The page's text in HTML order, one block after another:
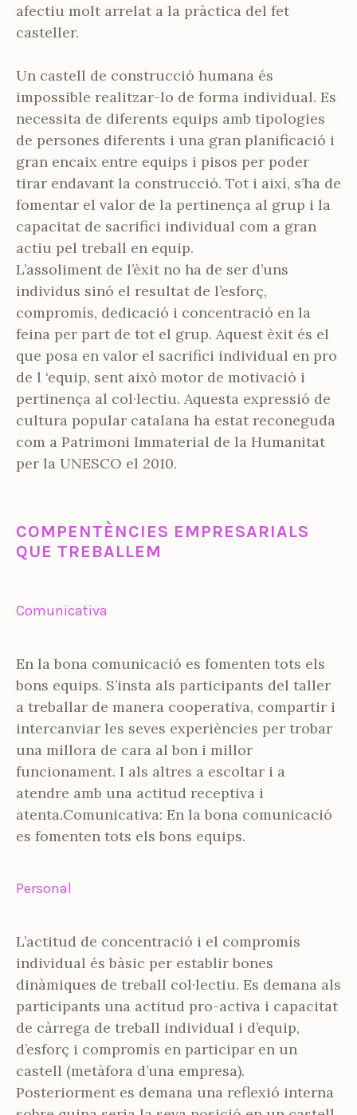
afectiu molt arrelat a la pràctica del fet
casteller.
Un castell de construcció humana és
impossible realitzar-lo de forma individual. Es
necessita de diferents equips amb tipologies
de persones diferents i una gran planificació i
gran encaix entre equips i pisos per poder
tirar endavant la construcció. Tot i així, s’ha de
fomentar el valor de la pertinença al grup i la
capacitat de sacrifici individual com a gran
actiu pel treball en equip.
L’assoliment de l’èxit no ha de ser d’uns
individus sinó el resultat de l’esforç,
compromís, dedicació i concentració en la
feina per part de tot el grup. Aquest èxit és el
que posa en valor el sacrifici individual en pro
de l ‘equip, sent això motor de motivació i
pertinença al col·lectiu. Aquesta expressió de
cultura popular catalana ha estat reconeguda
com a Patrimoni Immaterial de la Humanitat
per la UNESCO el 2010.
COMPENTÈNCIES EMPRESARIALS
QUE TREBALLEM
Comunicativa
En la bona comunicació es fomenten tots els
bons equips. S’insta als participants del taller
a treballar de manera cooperativa, compartir i
intercanviar les seves experiències per trobar
una millora de cara al bon i millor
funcionament. I als altres a escoltar i a
atendre amb una actitud receptiva i
atenta.Comunicativa: En la bona comunicació
es fomenten tots els bons equips.
Personal
L’actitud de concentració i el compromís
individual és bàsic per establir bones
dinàmiques de treball col·lectiu. Es demana als
participants una actitud pro-activa i capacitat
de càrrega de treball individual i d’equip,
d’esforç i compromís en participar en un
castell (metàfora d’una empresa).
Posteriorment es demana una reflexió interna